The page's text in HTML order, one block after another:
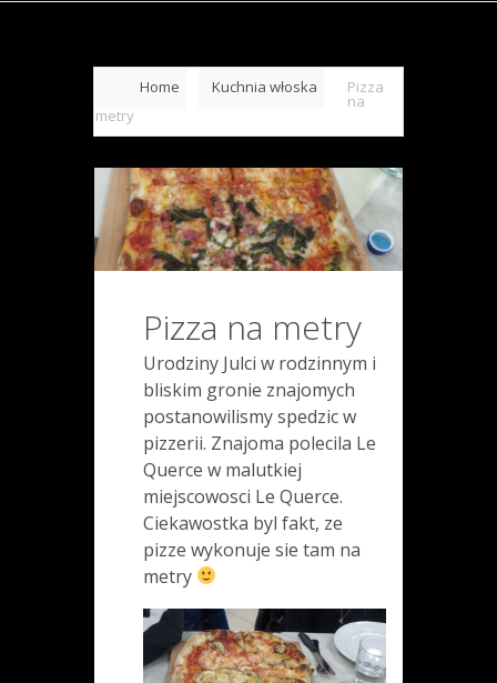
Home Kuchnia włoska Pizza
na
metry
Pizza na metry
Urodziny Julci w rodzinnym i
bliskim gronie znajomych
postanowilismy spedzic w
pizzerii. Znajoma polecila Le
Querce w malutkiej
miejscowosci Le Querce.
Ciekawostka byl fakt, ze
pizze wykonuje sie tam na
metry